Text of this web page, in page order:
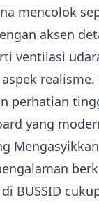
mencolok
aksen
ventilasi
perhatian
yang
BUSSID